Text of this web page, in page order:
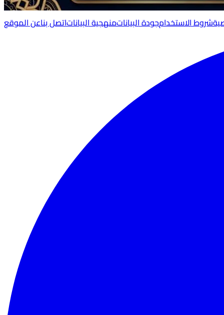
عن الموقعاتصل بنامنهجية البياناتجودة البياناتشروط الاستخدام